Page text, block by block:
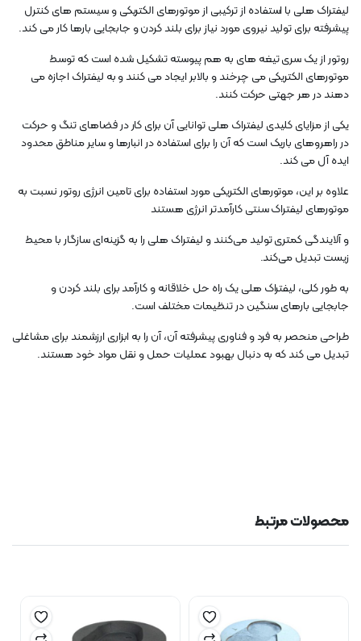
لیفتراک هلی با استفاده از ترکیبی از موتورهای الکتریکی و سیستم های کنترل
پیشرفته برای تولید نیروی مورد نیاز برای بلند کردن و جابجایی بارها کار می کند.
روتور از یک سری تیغه های به هم پیوسته تشکیل شده است که توسط
موتورهای الکتریکی می چرخند و بالابر ایجاد می کنند و به لیفتراک اجازه می
دهند در هر جهتی حرکت کنند.
یکی از مزایای کلیدی لیفتراک هلی توانایی آن برای کار در فضاهای تنگ و حرکت
در راهروهای باریک است که آن را برای استفاده در انبارها و سایر مناطق محدود
ایده آل می کند.
علاوه بر این، موتورهای الکتریکی مورد استفاده برای تامین انرژی روتور نسبت به
موتورهای لیفتراک سنتی کارآمدتر انرژی هستند
و آلایندگی کمتری تولید می‌کنند و لیفتراک هلی را به گزینه‌ای سازگار با محیط
زیست تبدیل می‌کند.
به طور کلی، لیفتراک هلی یک راه حل خلاقانه و کارآمد برای بلند کردن و
جابجایی بارهای سنگین در تنظیمات مختلف است.
طراحی منحصر به فرد و فناوری پیشرفته آن، آن را به ابزاری ارزشمند برای مشاغلی
تبدیل می کند که به دنبال بهبود عملیات حمل و نقل مواد خود هستند.
محصولات مرتبط